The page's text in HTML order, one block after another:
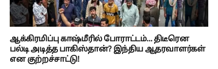
ஆக்கிரமிப்பு காஷ்மீரில் போராட்டம்... திடீரென
பல்டி அடித்த பாகிஸ்தான்? இந்திய ஆதரவாளர்கள்
என குற்றச்சாட்டு!